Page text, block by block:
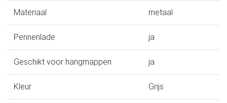
Materiaal metaal
Pennenlade ja
Geschikt voor hangmappen ja
Kleur Grijs